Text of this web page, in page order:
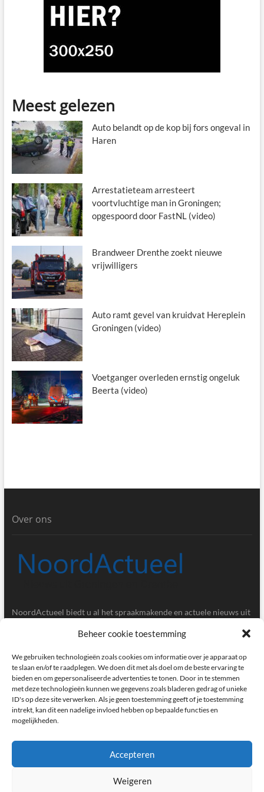
Beheer cookie toestemming
We gebruiken technologieën zoals cookies om informatie over je apparaat op
te slaan en/of te raadplegen. We doen dit met als doel om de beste ervaring te
bieden en om gepersonaliseerde advertenties te tonen. Door in te stemmen
met deze technologieën kunnen we gegevens zoals bladeren gedrag of unieke
ID's op deze site verwerken. Als je geen toestemming geeft of je toestemming
intrekt, kan dit een nadelige invloed hebben op bepaalde functies en
mogelijkheden.
Accepteren
Weigeren
Meest gelezen
Auto belandt op de kop bij fors ongeval in
Haren
Arrestatieteam arresteert
voortvluchtige man in Groningen;
opgespoord door FastNL (video)
Brandweer Drenthe zoekt nieuwe
vrijwilligers
Auto ramt gevel van kruidvat Hereplein
Groningen (video)
Voetganger overleden ernstig ongeluk
Beerta (video)
Over ons
NoordActueel biedt u al het spraakmakende en actuele nieuws uit
Gegevens
Postbus 5020, 9700GA, Groningen
redactie@noordactueel.nl